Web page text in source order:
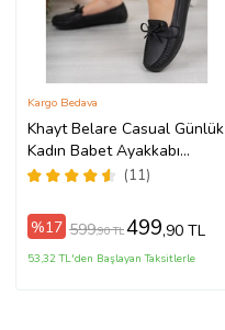
Khayt Belare Casual Günlük
Kadın Babet Ayakkabı
(Siyah)
(11)
Kargo Bedava
%17 599,90 TL499,90 TL
53,32 TL'den Başlayan Taksitlerle